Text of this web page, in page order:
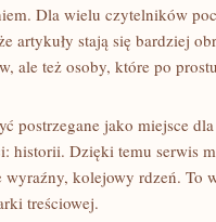
Dla wielu czytelników
artykuły stają się bardziej
ale też osoby, które po
postrzegane jako miejsce
historii. Dzięki temu serwis
kolejowy rdzeń. To
treściowej.